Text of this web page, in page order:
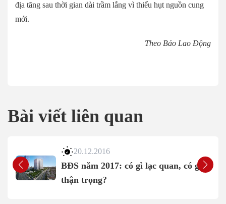
địa tăng sau thời gian dài trầm lắng vì thiếu hụt nguồn cung
mới.
Theo Báo Lao Động
Bài viết liên quan
20.12.2016
BĐS năm 2017: có gì lạc quan, có gì
thận trọng?